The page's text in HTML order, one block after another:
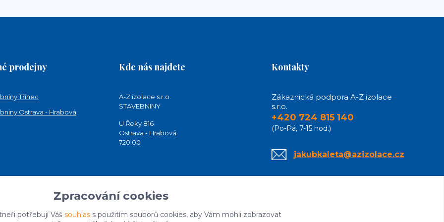
prodejny
Třinec
Ostrava - Hrabová
Kde nás najdete
A-Z izolace s.r.o.
STAVEBNINY
U Řeky 816
Ostrava - Hrabová
720 00
Kontakty
Zákaznická podpora A-Z izolace
s.r.o.
+420 724 815 140
(Po-Pá, 7-15 hod.)
jakubkaleta@azizolace.cz
Zpracování cookies
potřebují Váš souhlass použitím souborů cookies, aby Vám mohli zobrazovat